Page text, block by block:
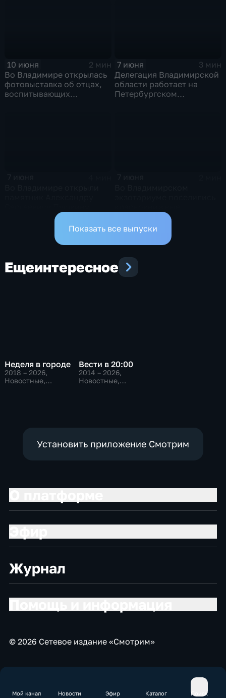
Мой канал Новости Эфир Каталог Поиск
10 июня
2 мин
Во Владимире открылась
фотовыставка об отцах,
воспитывающих
7 июня
3 мин
Делегация Владимирской
области работает на
Петербургском
Показать все выпуски
Ещеинтересное
Неделя в городе
2018 – 2026,
Новостные,
Вести в 20:00
2014 – 2026,
Новостные,
Установить приложение Смотрим
Журнал
© 2026 Сетевое издание «Смотрим»